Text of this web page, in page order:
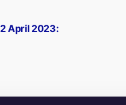
April 2023: